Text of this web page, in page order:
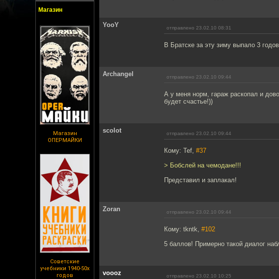
Магазин
Магазин
ОПЕРМАЙКИ
Советские
учебники 1940-50х
годов
YooY отправлено 23.02.10 08:31
В Братске за эту зиму выпало 3
Archangel отправлено 23.02.10 09:44
А у меня норм, гараж раскопал и
будет счастье!))
scolot отправлено 23.02.10 09:44
Кому: Tef, #37
> Бобслей на чемодане!!!
Представил и заплакал!
Zoran отправлено 23.02.10 09:44
Кому: tkntk, #102
5 баллов! Примерно такой диалог
voooz отправлено 23.02.10 10:25